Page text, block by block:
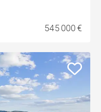
545 000 €